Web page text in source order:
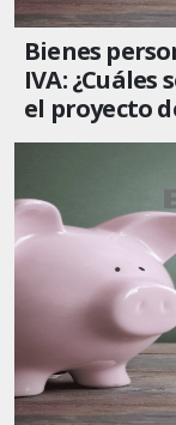
Bienes
IVA:
el proyecto